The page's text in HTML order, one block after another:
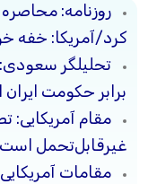
روزنامه:
کرد/آمریکا: خفه
تحلیلگر سعودی:
برابر حکومت
مقام آمریکایی:
غیرقابل‌تحمل
مقامات